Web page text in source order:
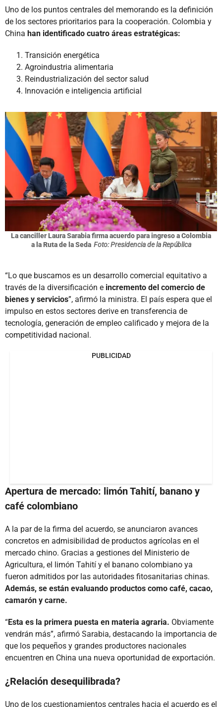
Uno de los puntos centrales del memorando es la definición
de los sectores prioritarios para la cooperación. Colombia y
China han identificado cuatro áreas estratégicas:
Transición energética
Agroindustria alimentaria
Reindustrialización del sector salud
Innovación e inteligencia artificial
La canciller Laura Sarabia firma acuerdo para ingreso a Colombia
a la Ruta de la Seda Foto: Presidencia de la República
“Lo que buscamos es un desarrollo comercial equitativo a
través de la diversificación e incremento del comercio de
bienes y servicios”, afirmó la ministra. El país espera que el
impulso en estos sectores derive en transferencia de
tecnología, generación de empleo calificado y mejora de la
competitividad nacional.
PUBLICIDAD
Apertura de mercado: limón Tahití, banano y
café colombiano
A la par de la firma del acuerdo, se anunciaron avances
concretos en admisibilidad de productos agrícolas en el
mercado chino. Gracias a gestiones del Ministerio de
Agricultura, el limón Tahití y el banano colombiano ya
fueron admitidos por las autoridades fitosanitarias chinas.
Además, se están evaluando productos como café, cacao,
camarón y carne.
“Esta es la primera puesta en materia agraria. Obviamente
vendrán más”, afirmó Sarabia, destacando la importancia de
que los pequeños y grandes productores nacionales
encuentren en China una nueva oportunidad de exportación.
¿Relación desequilibrada?
Uno de los cuestionamientos centrales hacia el acuerdo es el